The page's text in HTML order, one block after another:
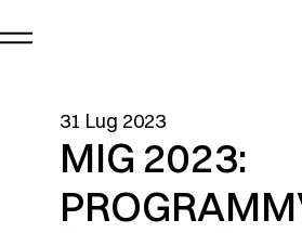
31 Lug 2023
MIG 2023: